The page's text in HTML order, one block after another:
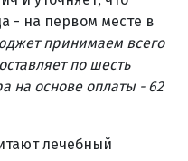
- на первом месте в
принимаем всего
по шесть
на основе оплаты - 62
лечебный